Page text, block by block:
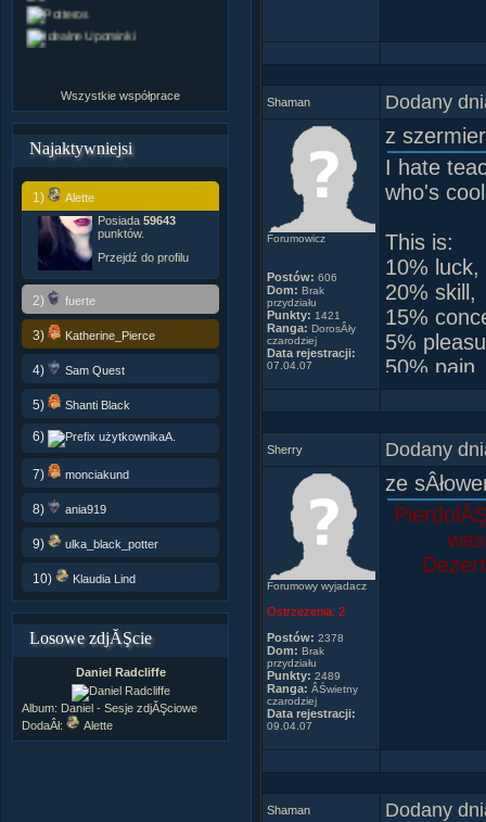
Wszystkie współprace
Najaktywniejsi
1)
Alette
Posiada 59643
punktów.
Przejdź do profilu
2) fuerte
3) Katherine_Pierce
4) Sam Quest
5) Shanti Black
6) A.
7) monciakund
8) ania919
9) ulka_black_potter
10) Klaudia Lind
Losowe zdjĂŞcie
Daniel Radcliffe
Album: Daniel - Sesje zdjĂŞciowe
DodaÂł:
Alette
Shaman Dodany
Forumowicz
Postów: 606
Dom: Brak
przydziału
Punkty: 1421
Ranga: DorosÂły
czarodziej
Data rejestracji:
07.04.07
z
I hate
who's
This is:
10% luck,
20% skill,
15%
5%
50% pain
and a
Sherry Dodany
Forumowy wyjadacz
Ostrzeżenia: 2
Postów: 2378
Dom: Brak
przydziału
Punkty: 2489
Ranga: ÂŚwietny
czarodziej
Data rejestracji:
09.04.07
ze
Shaman Dodany